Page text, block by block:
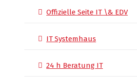
Offizielle Seite IT \& EDV
IT Systemhaus
24 h Beratung IT